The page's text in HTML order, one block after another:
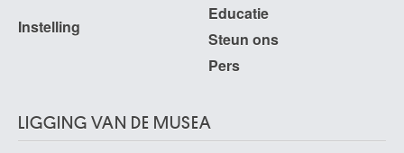
Instelling
Educatie
Steun ons
Pers
LIGGING VAN DE MUSEA